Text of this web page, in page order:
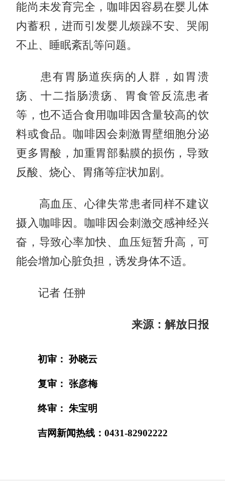
能尚未发育完全，咖啡因容易在婴儿体
内蓄积，进而引发婴儿烦躁不安、哭闹
不止、睡眠紊乱等问题。
患有胃肠道疾病的人群，如胃溃
疡、十二指肠溃疡、胃食管反流患者
等，也不适合食用咖啡因含量较高的饮
料或食品。咖啡因会刺激胃壁细胞分泌
更多胃酸，加重胃部黏膜的损伤，导致
反酸、烧心、胃痛等症状加剧。
高血压、心律失常患者同样不建议
摄入咖啡因。咖啡因会刺激交感神经兴
奋，导致心率加快、血压短暂升高，可
能会增加心脏负担，诱发身体不适。
记者 任翀
来源：解放日报
初审： 孙晓云
复审： 张彦梅
终审： 朱宝明
吉网新闻热线：0431-82902222